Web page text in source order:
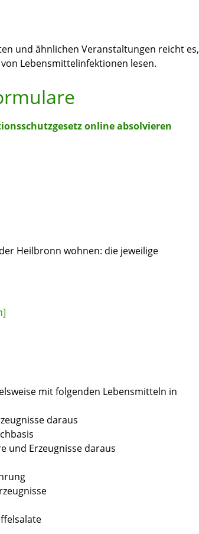
und ähnlichen Veranstaltungen reicht es,
Lebensmittelinfektionen lesen.
online absolvieren
Heilbronn wohnen: die jeweilige
mit folgenden Lebensmitteln in
daraus
und Erzeugnisse daraus